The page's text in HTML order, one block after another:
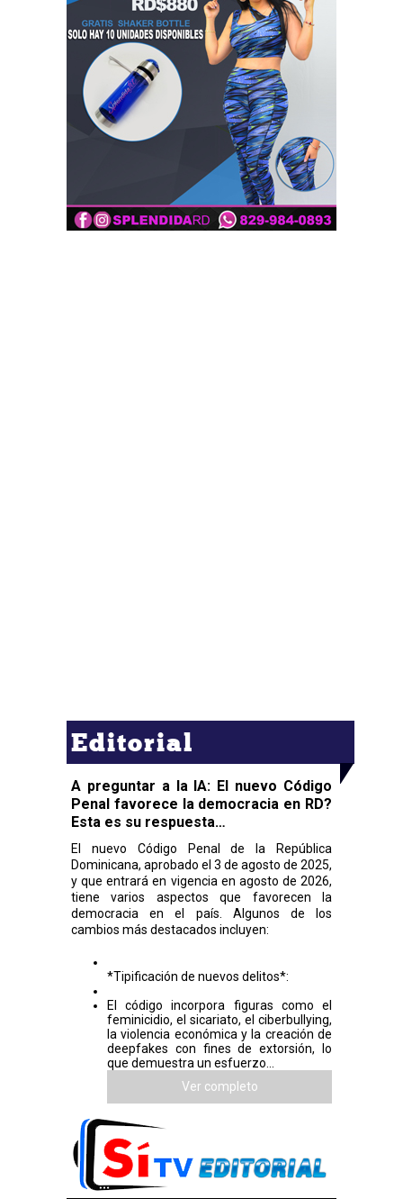
Editorial
A preguntar a la IA: El nuevo Código
Penal favorece la democracia en RD?
Esta es su respuesta…
El nuevo Código Penal de la República
Dominicana, aprobado el 3 de agosto de 2025,
y que entrará en vigencia en agosto de 2026,
tiene varios aspectos que favorecen la
democracia en el país. Algunos de los
cambios más destacados incluyen:
*Tipificación de nuevos delitos*:
El código incorpora figuras como el
feminicidio, el sicariato, el ciberbullying,
la violencia económica y la creación de
deepfakes con fines de extorsión, lo
que demuestra un esfuerzo...
Ver completo